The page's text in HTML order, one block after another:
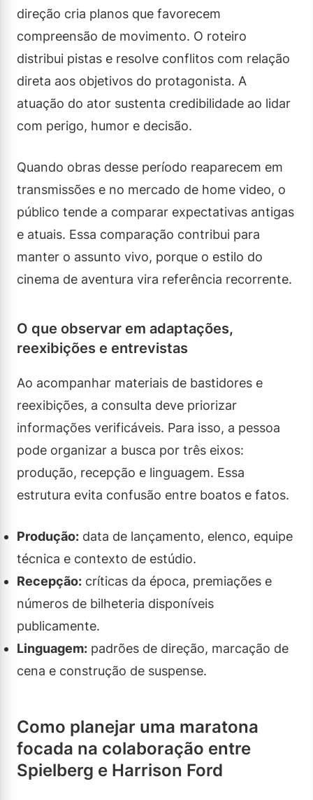
direção cria planos que favorecem
compreensão de movimento. O roteiro
distribui pistas e resolve conflitos com relação
direta aos objetivos do protagonista. A
atuação do ator sustenta credibilidade ao lidar
com perigo, humor e decisão.
Quando obras desse período reaparecem em
transmissões e no mercado de home video, o
público tende a comparar expectativas antigas
e atuais. Essa comparação contribui para
manter o assunto vivo, porque o estilo do
cinema de aventura vira referência recorrente.
O que observar em adaptações,
reexibições e entrevistas
Ao acompanhar materiais de bastidores e
reexibições, a consulta deve priorizar
informações verificáveis. Para isso, a pessoa
pode organizar a busca por três eixos:
produção, recepção e linguagem. Essa
estrutura evita confusão entre boatos e fatos.
Produção: data de lançamento, elenco, equipe
técnica e contexto de estúdio.
Recepção: críticas da época, premiações e
números de bilheteria disponíveis
publicamente.
Linguagem: padrões de direção, marcação de
cena e construção de suspense.
Como planejar uma maratona
focada na colaboração entre
Spielberg e Harrison Ford